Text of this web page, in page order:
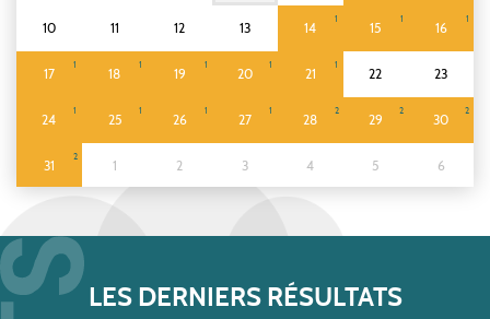
10 11 12 13 14
1
15
1
16
1
17
1
18
1
19
1
20
1
21
1
22 23
24
1
25
1
26
1
27
1
28
2
29
2
30
2
31
2
1 2 3 4 5 6
LES DERNIERS RÉSULTATS